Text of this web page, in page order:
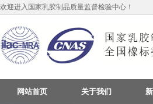
欢迎进入国家乳胶制品质量监督检验中心！
网站首页 关于我们